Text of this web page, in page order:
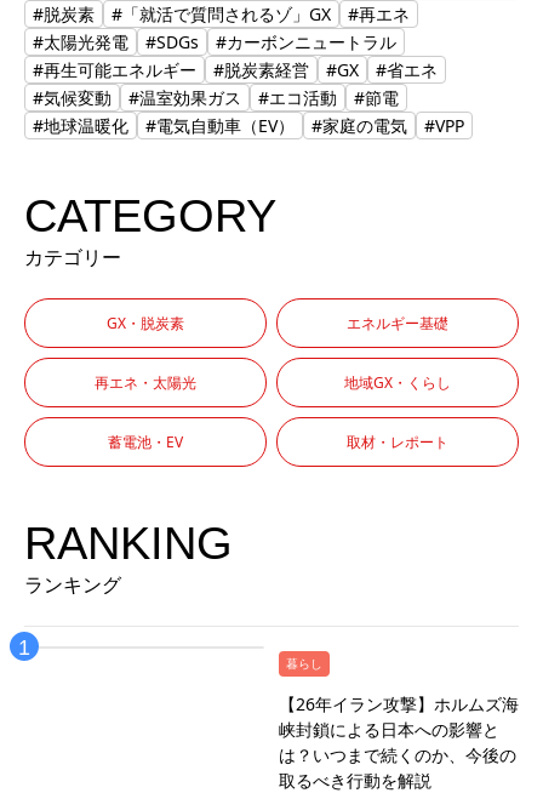
#脱炭素
#「就活で質問されるゾ」GX
#再エネ
#太陽光発電
#SDGs
#カーボンニュートラル
#再生可能エネルギー
#脱炭素経営 #GX
#省エネ
#気候変動
#温室効果ガス #エコ活動
#節電
#地球温暖化
#電気自動車（EV） #家庭の電気 #VPP
CATEGORY
カテゴリー
GX・脱炭素 エネルギー基礎
再エネ・太陽光 地域GX・くらし
蓄電池・EV 取材・レポート
RANKING
ランキング
暮らし
【26年イラン攻撃】ホルムズ海
峡封鎖による日本への影響と
は？いつまで続くのか、今後の
取るべき行動を解説